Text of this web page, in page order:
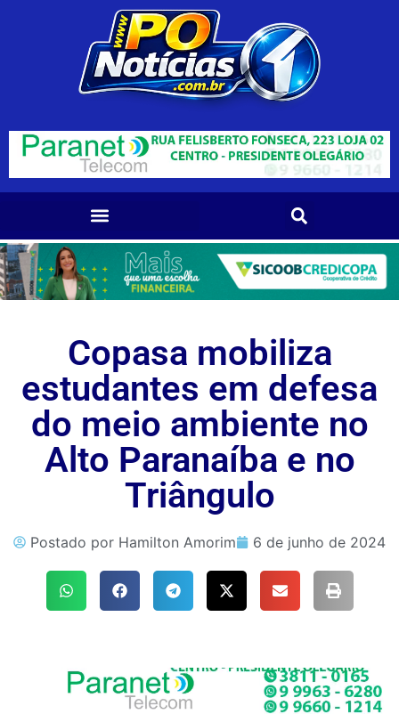
Copasa mobiliza
estudantes em defesa
do meio ambiente no
Alto Paranaíba e no
Triângulo
Postado por Hamilton Amorim 6 de junho de 2024